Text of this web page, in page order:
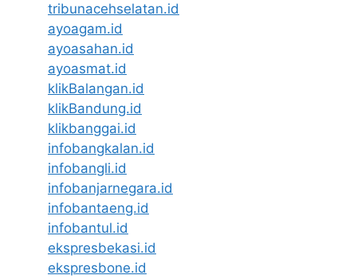
tribunacehselatan.id
ayoagam.id
ayoasahan.id
ayoasmat.id
klikBalangan.id
klikBandung.id
klikbanggai.id
infobangkalan.id
infobangli.id
infobanjarnegara.id
infobantaeng.id
infobantul.id
ekspresbekasi.id
ekspresbone.id